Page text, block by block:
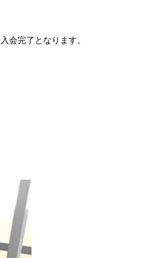
会完了となります。